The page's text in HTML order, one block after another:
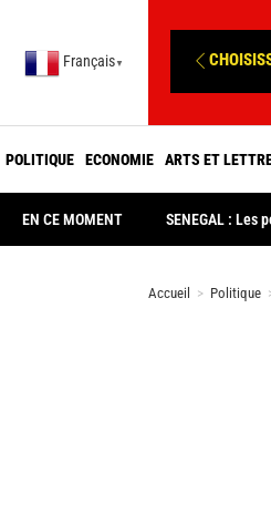
Français ▼
POLITIQUE ECONOMIE ARTS ET
EN CE MOMENT SENEGAL : Les
Accueil > Politique